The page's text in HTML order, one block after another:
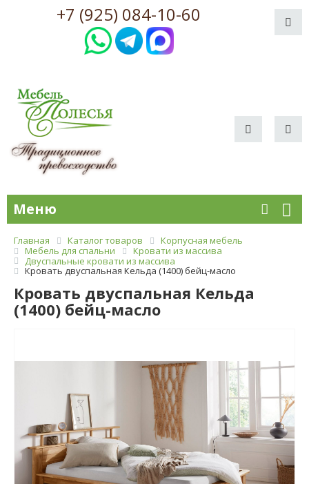
+7 (925) 084-10-60
Меню
Главная Каталог товаров
Корпусная мебель
Мебель для спальни
Кровати из массива
Двуспальные кровати из массива
Кровать двуспальная Кельда (1400) бейц-масло
Кровать двуспальная Кельда
(1400) бейц-масло